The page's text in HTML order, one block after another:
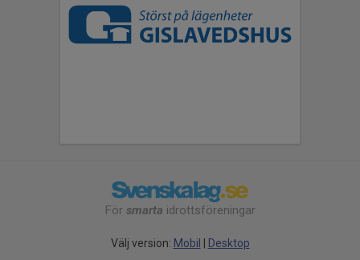
För smarta idrottsföreningar
Välj version: Mobil Desktop